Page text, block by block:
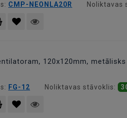
CMP-NEONLA20R Noliktavas
120x120mm, metālisks
FG-12 Noliktavas stāvoklis: